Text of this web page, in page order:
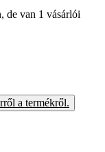
de van 1 vásárlói
a termékről.